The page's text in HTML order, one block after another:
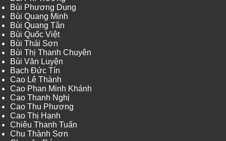
Bùi Phương Dung
Bùi Quang Minh
Bùi Quang Tân
Bùi Quốc Việt
Bùi Thái Sơn
Bùi Thị Thanh Chuyên
Bùi Văn Luyện
Bạch Đức Tín
Cao Lê Thành
Cao Phan Minh Khánh
Cao Thanh Nghị
Cao Thu Phương
Cao Thị Hạnh
Chiêu Thanh Tuấn
Chu Thành Sơn